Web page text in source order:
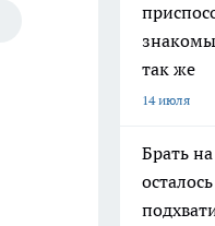
так же
14 июля
Брать